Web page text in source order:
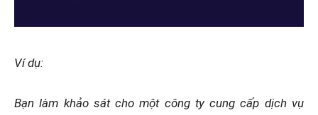
Ví dụ:
Bạn làm khảo sát cho một công ty cung cấp dịch vụ